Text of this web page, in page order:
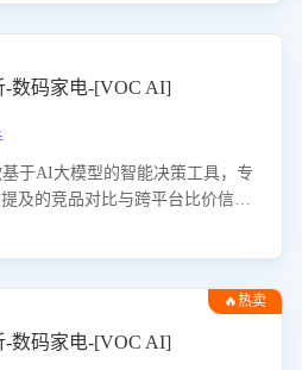
-数码家电-[VOC AI]
于AI大模型的智能决策工具，专
及的竞品对比与跨平台比价信
对比，并分析消费者的比价行
品与服务优势，有效提升咨询转
争，实现精准扬长避短。
🔥热卖
-数码家电-[VOC AI]